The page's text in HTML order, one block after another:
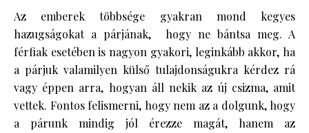
Az emberek többsége gyakran mond kegyes
hazugságokat a párjának, hogy ne bántsa meg. A
férfiak esetében is nagyon gyakori, leginkább akkor, ha
a párjuk valamilyen külső tulajdonságukra kérdez rá
vagy éppen arra, hogyan áll nekik az új csizma, amit
vettek. Fontos felismerni, hogy nem az a dolgunk, hogy
a párunk mindig jól érezze magát, hanem az